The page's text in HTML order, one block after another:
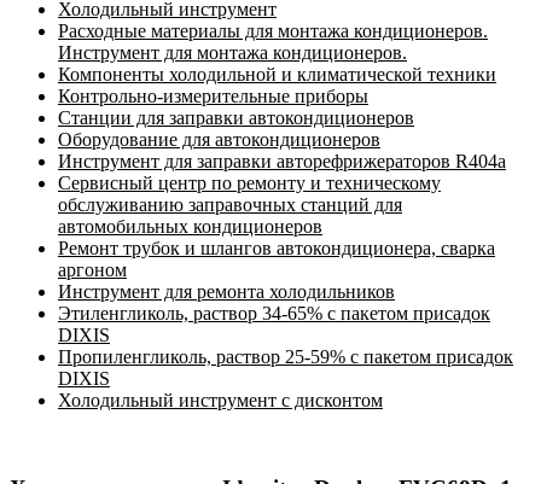
Холодильный инструмент
Расходные материалы для монтажа кондиционеров.
Инструмент для монтажа кондиционеров.
Компоненты холодильной и климатической техники
Контрольно-измерительные приборы
Станции для заправки автокондиционеров
Оборудование для автокондиционеров
Инструмент для заправки авторефрижераторов R404a
Сервисный центр по ремонту и техническому
обслуживанию заправочных станций для
автомобильных кондиционеров
Ремонт трубок и шлангов автокондиционера, сварка
аргоном
Инструмент для ремонта холодильников
Этиленгликоль, раствор 34-65% с пакетом присадок
DIXIS
Пропиленгликоль, раствор 25-59% с пакетом присадок
DIXIS
Холодильный инструмент с дисконтом